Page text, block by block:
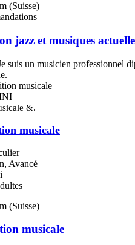
(Suisse)
jazz et musiques
un musicien professionnel
&.
musicale
Avancé
(Suisse)
musicale